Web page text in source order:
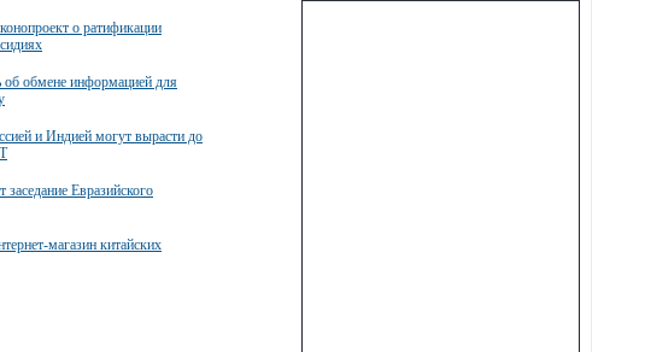
о ратификации
обмене информацией для
и Индией могут вырасти до
Евразийского
магазин китайских